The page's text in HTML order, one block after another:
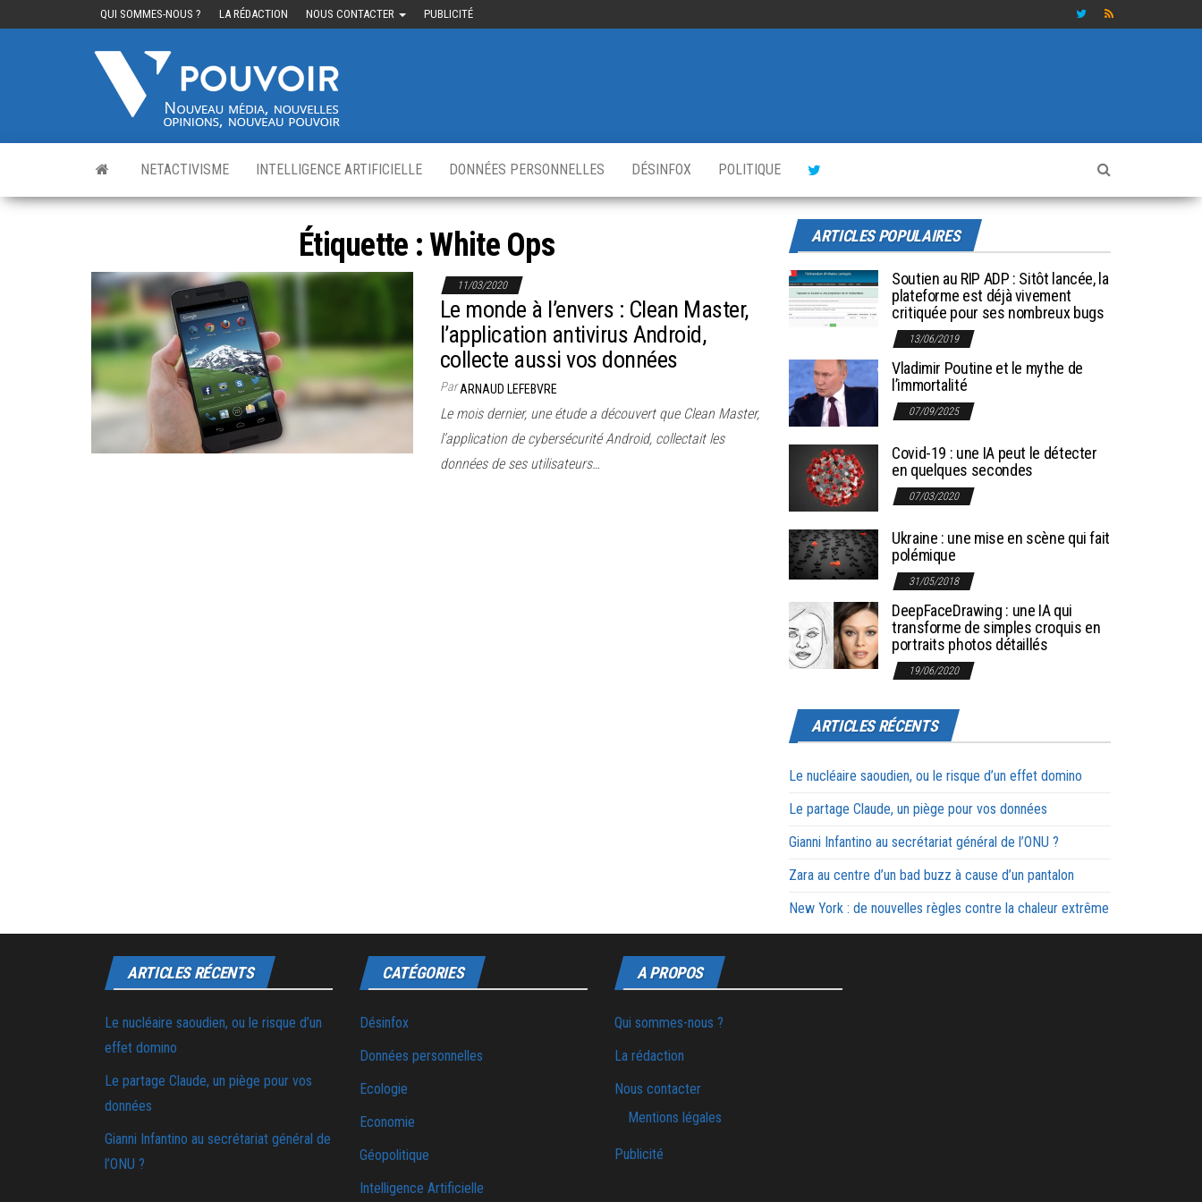
QUI SOMMES-NOUS ? LA RÉDACTION NOUS CONTACTER PUBLICITÉ
nouveau
NETACTIVISME INTELLIGENCE ARTIFICIELLE DONNÉES PERSONNELLES DÉSINFOX POLITIQUE
Étiquette :White Ops
11/03/2020
Le monde à l’envers : Clean Master,
l’application antivirus Android,
collecte aussi vos données
ParARNAUD LEFEBVRE
Le mois dernier, une étude a découvert que Clean Master,
l’application de cybersécurité Android, collectait les
données de ses utilisateurs…
ARTICLES POPULAIRES
Soutien au RIP ADP : Sitôt lancée, la
plateforme est déjà vivement
critiquée pour ses nombreux bugs
13/06/2019
Vladimir Poutine et le mythe de
l’immortalité
07/09/2025
Covid-19 : une IA peut le détecter
en quelques secondes
07/03/2020
Ukraine : une mise en scène qui fait
polémique
31/05/2018
DeepFaceDrawing : une IA qui
transforme de simples croquis en
portraits photos détaillés
19/06/2020
ARTICLES RÉCENTS
Le nucléaire saoudien, ou le risque d’un effet domino
Le partage Claude, un piège pour vos données
Gianni Infantino au secrétariat général de l’ONU ?
Zara au centre d’un bad buzz à cause d’un pantalon
New York : de nouvelles règles contre la chaleur extrême
ARTICLES RÉCENTS
Le nucléaire saoudien, ou le risque d’un
effet domino
Le partage Claude, un piège pour vos
données
Gianni Infantino au secrétariat général de
l’ONU ?
CATÉGORIES
Désinfox
Données personnelles
Ecologie
Economie
Géopolitique
Intelligence Artificielle
A PROPOS
Qui sommes-nous ?
La rédaction
Nous contacter
Mentions légales
Publicité